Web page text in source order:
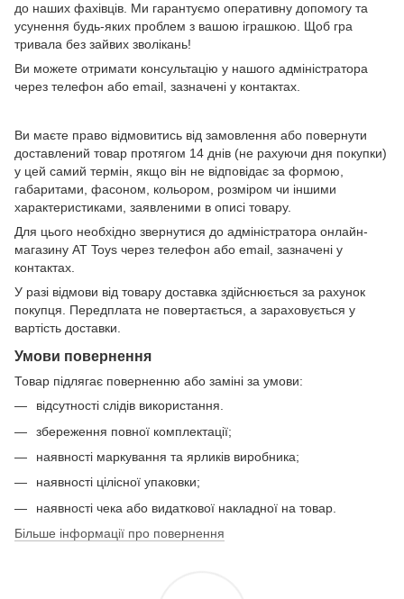
до наших фахівців. Ми гарантуємо оперативну допомогу та
усунення будь-яких проблем з вашою іграшкою. Щоб гра
тривала без зайвих зволікань!
Ви можете отримати консультацію у нашого адміністратора
через телефон або email, зазначені у контактах.
Ви маєте право відмовитись від замовлення або повернути
доставлений товар протягом 14 днів (не рахуючи дня покупки)
у цей самий термін, якщо він не відповідає за формою,
габаритами, фасоном, кольором, розміром чи іншими
характеристиками, заявленими в описі товару.
Для цього необхідно звернутися до адміністратора онлайн-
магазину AT Toys через телефон або email, зазначені у
контактах.
У разі відмови від товару доставка здійснюється за рахунок
покупця. Передплата не повертається, а зараховується у
вартість доставки.
Умови повернення
Товар підлягає поверненню або заміні за умови:
відсутності слідів використання.
збереження повної комплектації;
наявності маркування та ярликів виробника;
наявності цілісної упаковки;
наявності чека або видаткової накладної на товар.
Більше інформації про повернення